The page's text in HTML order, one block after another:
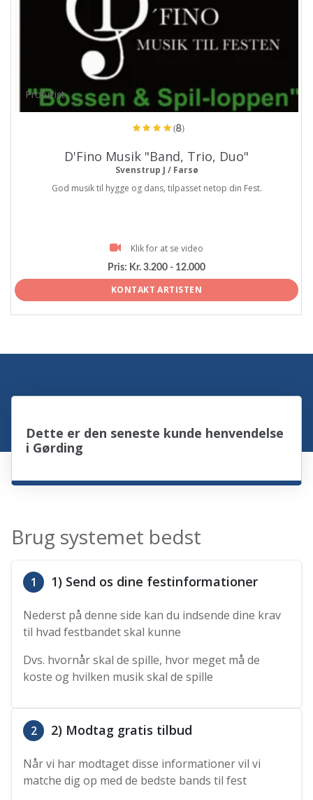
ProArtist
(8)
D'Fino Musik "Band, Trio, Duo"
Svenstrup J / Farsø
God musik til hygge og dans, tilpasset netop din Fest.
Klik for at se video
Pris: Kr. 3.200 - 12.000
KONTAKT ARTISTEN
Dette er den seneste kunde henvendelse
i Gørding
Brug systemet bedst
1 1) Send os dine festinformationer
Nederst på denne side kan du indsende dine krav
til hvad festbandet skal kunne
Dvs. hvornår skal de spille, hvor meget må de
koste og hvilken musik skal de spille
2 2) Modtag gratis tilbud
Når vi har modtaget disse informationer vil vi
matche dig op med de bedste bands til fest